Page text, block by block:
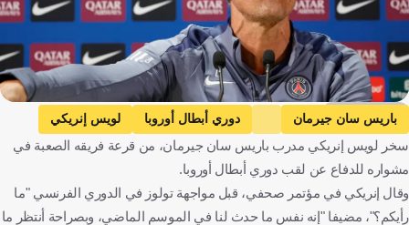
Getty Images
باريس سان جيرمان دوري أبطال أوروبا
لويس إنريكي
برشلونة
بايرن ميونخ
توتنهام هوتسبير
تولوز ضد باريس سان جيرمان
تولوز
كرة قدم
سخر لويس إنريكي مدرب باريس سان جيرمان، من قرعة فريقه الصعبة في
مشواره للدفاع عن لقب دوري أبطال أوروبا.
وقال إنريكي في مؤتمر صحفي، قبل مواجهة تولوز في الدوري الفرنسي "ما
رأيكم؟"، مضيفا "إنه نفس ما حدث لنا في الموسم الماضي، وبصراحة أنتظر ما